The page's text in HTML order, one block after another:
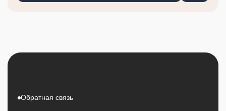
Обратная связь